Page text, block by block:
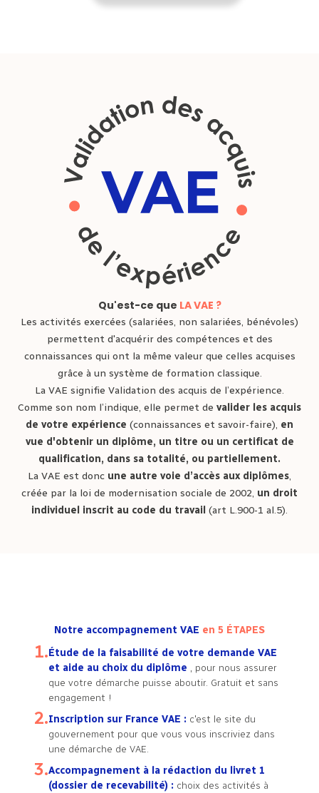
Qu'est-ce que LA VAE ?
Les activités exercées (salariées, non salariées, bénévoles)
permettent d'acquérir des compétences et des
connaissances qui ont la même valeur que celles acquises
grâce à un système de formation classique.
La VAE signifie Validation des acquis de l’expérience.
Comme son nom l’indique, elle permet de valider les acquis
de votre expérience (connaissances et savoir-faire), en
vue d'obtenir un diplôme, un titre ou un certificat de
qualification, dans sa totalité, ou partiellement.
La VAE est donc une autre voie d’accès aux diplômes,
créée par la loi de modernisation sociale de 2002, un droit
individuel inscrit au code du travail (art L.900-1 al.5).
Notre accompagnement VAE en 5 ÉTAPES
Étude de la faisabilité de votre demande VAE
et aide au choix du diplôme , pour nous assurer
que votre démarche puisse aboutir. Gratuit et sans
engagement !
Inscription sur France VAE : c'est le site du
gouvernement pour que vous vous inscriviez dans
une démarche de VAE.
Accompagnement à la rédaction du livret 1
(dossier de recevabilité) : choix des activités à